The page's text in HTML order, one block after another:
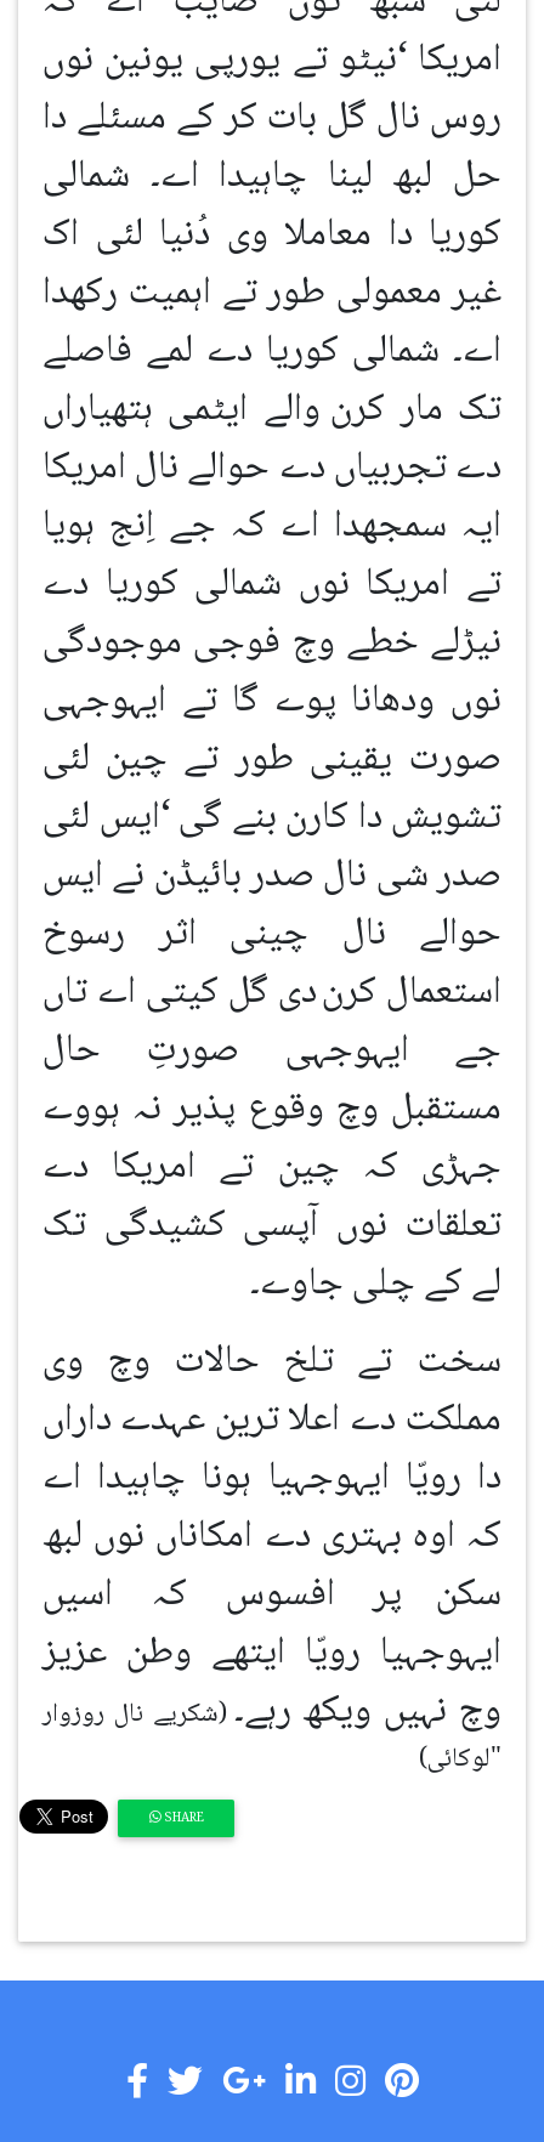
امریکا ‘نیٹو تے یورپی یونین نوں
روس نال گل بات کر کے مسئلے دا
حل لبھ لینا چاہیدا اے۔ شمالی
کوریا دا معاملا وی دُنیا لئی اک
غیر معمولی طور تے اہمیت رکھدا
اے۔ شمالی کوریا دے لمے فاصلے
تک مار کرنوالے ایٹمی ہتھیاراں
دے تجربیاں دے حوالے نال امریکا
ایہ سمجھدا اے کہ جے اِنج ہویا
تے امریکا نوں شمالی کوریا دے
نیڑلے خطے وچ فوجی موجودگی
نوں ودھانا پوے گا تے ایہوجہی
صورت یقینی طور تے چین لئی
تشویش دا کارن بنے گی‘ایس لئی
صدر شی نال صدر بائیڈن نے ایس
حوالے نال چینی اثر رسوخ
استعمال کرندی گل کیتی اے تاں
جے ایہوجہی صورتِ حال
مستقبل وچ وقوع پذیر نہ ہووے
جہڑی کہ چین تے امریکا دے
تعلقات نوں آپسی کشیدگی تک
لے کے چلی جاوے۔
سخت تے تلخ حالات وچ وی
مملکت دے اعلا ترین عہدے داراں
دا رویّا ایہوجہیا ہونا چاہیدا اے
کہ اوہ بہتری دے امکاناں نوں لبھ
سکن پر افسوس کہ اسیں
ایہوجہیا رویّا ایتھے وطن عزیز
وچ نہیں ویکھ رہے۔(شکریے نال روزوار
"لوکائی)
SHARE